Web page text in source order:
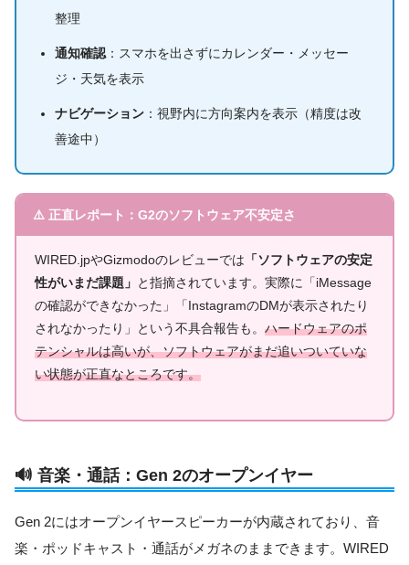
整理
通知確認：スマホを出さずにカレンダー・メッセー
ジ・天気を表示
ナビゲーション：視野内に方向案内を表示（精度は改
善途中）
⚠️ 正直レポート：G2のソフトウェア不安定さ
WIRED.jpやGizmodoのレビューでは 「ソフトウェアの安定
性がいまだ課題」 と指摘されています。実際に「iMessage
の確認ができなかった」「InstagramのDMが表示されたり
されなかったり」という不具合報告も。 ハードウェアのポ
テンシャルは高いが、ソフトウェアがまだ追いついていな
い状態が正直なところです。
🔊 音楽・通話：Gen 2のオープンイヤー
Gen 2にはオープンイヤースピーカーが内蔵されており、音
楽・ポッドキャスト・通話がメガネのままできます。WIRED